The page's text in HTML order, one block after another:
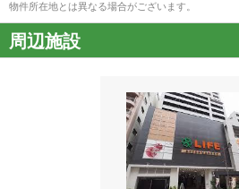
物件所在地とは異なる場合がございます。
周辺施設